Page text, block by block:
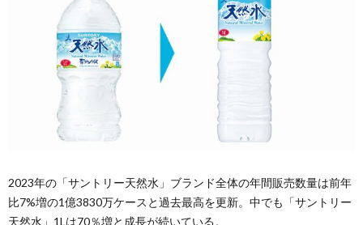
2023年の「サントリー天然水」ブランド全体の年間販売数量は前年
比7%増の1億3830万ケースと過去最高を更新。中でも「サントリー
天然水」1Lは70％増と成長が続いている。